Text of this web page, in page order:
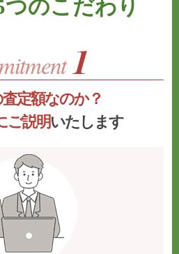
のこだわり
定額なのか？
ご説明いたします